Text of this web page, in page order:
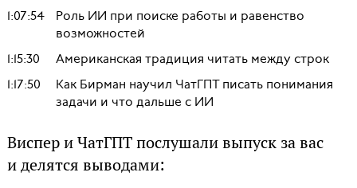
1:07:54
Роль ИИ при поиске работы и равенство
возможностей
1:15:30
Американская традиция читать между строк
1:17:50
Как Бирман научил ЧатГПТ писать понимания
задачи и что дальше с ИИ
Виспер и ЧатГПТ послушали выпуск за вас
и делятся выводами: